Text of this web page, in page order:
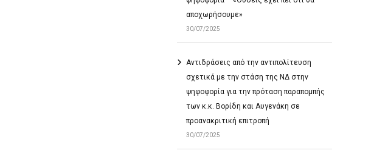
αποχωρήσουμε»
30/07/2025
Αντιδράσεις από την αντιπολίτευση
σχετικά με την στάση της ΝΔ στην
ψηφοφορία για την πρόταση παραπομπής
των κ.κ. Βορίδη και Αυγενάκη σε
προανακριτική επιτροπή
30/07/2025